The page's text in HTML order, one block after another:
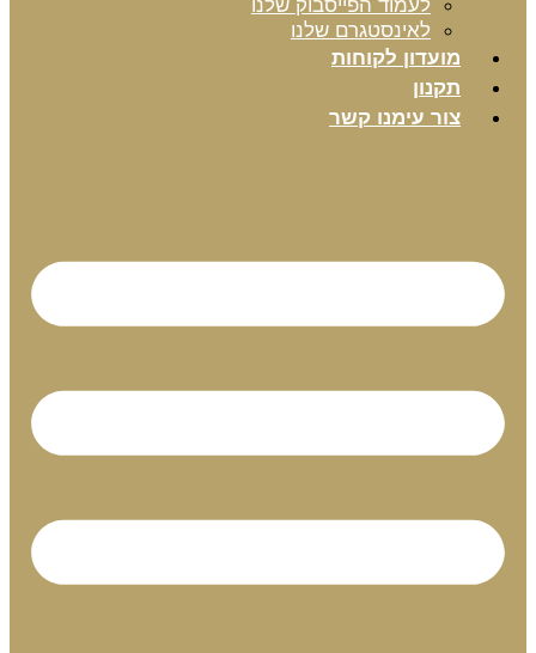
לעמוד הפייסבוק שלנו
לאינסטגרם שלנו
מועדון לקוחות
תקנון
צור עימנו קשר